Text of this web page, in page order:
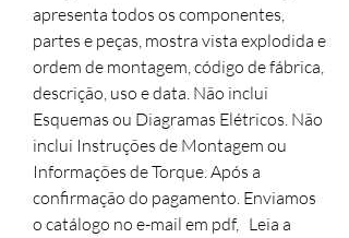
apresenta todos os componentes,
partes e peças, mostra vista explodida e
ordem de montagem, código de fábrica,
descrição, uso e data. Não inclui
Esquemas ou Diagramas Elétricos. Não
inclui Instruções de Montagem ou
Informações de Torque. Após a
confirmação do pagamento. Enviamos
o catálogo no e-mail em pdf, Leia a